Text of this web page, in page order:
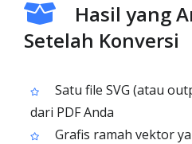
Hasil yang
Setelah Konversi
Satu file SVG (atau
dari PDF Anda
Grafis ramah vektor